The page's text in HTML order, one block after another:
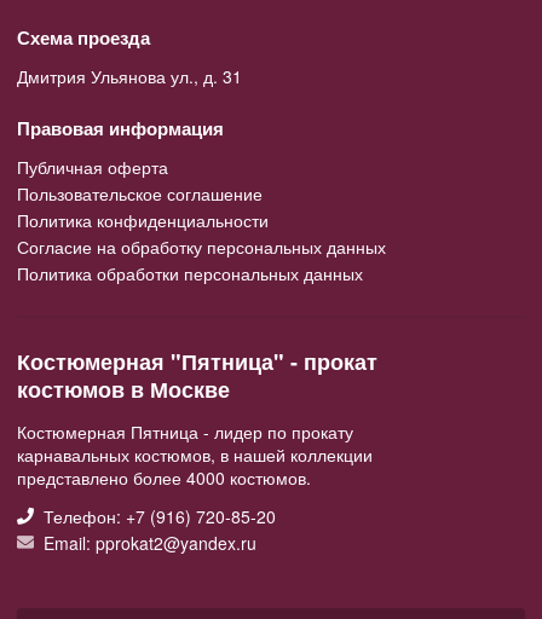
Схема проезда
Дмитрия Ульянова ул., д. 31
Правовая информация
Публичная оферта
Пользовательское соглашение
Политика конфиденциальности
Согласие на обработку персональных данных
Политика обработки персональных данных
Костюмерная "Пятница" - прокат
костюмов в Москве
Костюмерная Пятница - лидер по прокату
карнавальных костюмов, в нашей коллекции
представлено более 4000 костюмов.
Телефон: +7 (916) 720-85-20
Email: pprokat2@yandex.ru